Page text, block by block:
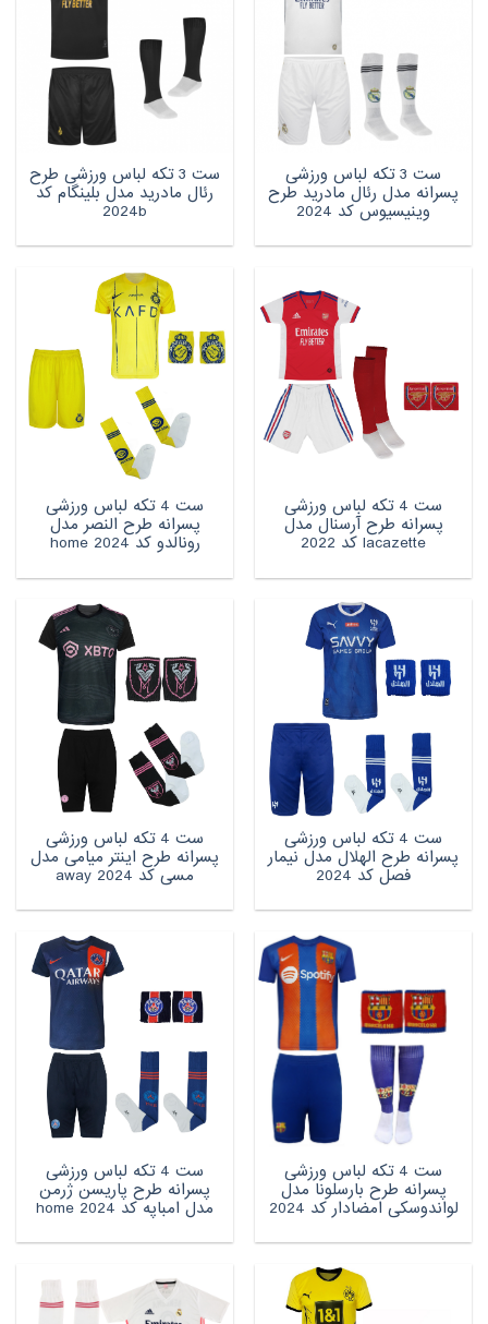
ست 3 تکه لباس ورزشی
پسرانه مدل رئال مادرید طرح
وینیسیوس کد 2024
ست 3 تکه لباس ورزشی طرح
رئال مادرید مدل بلینگام کد
2024b
ست 4 تکه لباس ورزشی
پسرانه طرح آرسنال مدل
lacazette کد 2022
ست 4 تکه لباس ورزشی
پسرانه طرح النصر مدل
رونالدو کد 2024 home
ست 4 تکه لباس ورزشی
پسرانه طرح الهلال مدل نیمار
فصل کد 2024
ست 4 تکه لباس ورزشی
پسرانه طرح اینتر میامی مدل
مسی کد 2024 away
ست 4 تکه لباس ورزشی
پسرانه طرح بارسلونا مدل
لواندوسکی امضادار کد 2024
ست 4 تکه لباس ورزشی
پسرانه طرح پاریسن ژرمن
مدل امباپه کد 2024 home